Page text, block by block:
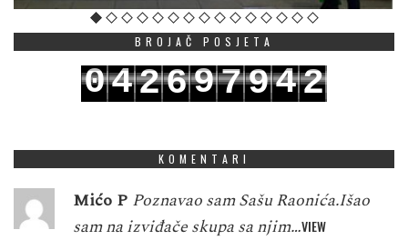
BROJAČ POSJETA
042697942
KOMENTARI
Mićo P Poznavao sam Sašu Raonića.Išao
sam na izviđače skupa sa njim…VIEW